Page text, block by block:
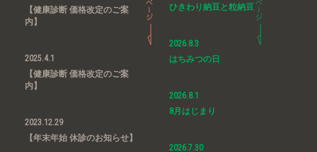
【健康診断 価格改定のご案
内】
2025.4.1
【健康診断 価格改定のご案
内】
2023.12.29
【年末年始 休診のお知らせ】
ひきわり納豆と粒納豆
2026.8.3
はちみつの日
2026.8.1
8月はじまり
2026.7.30